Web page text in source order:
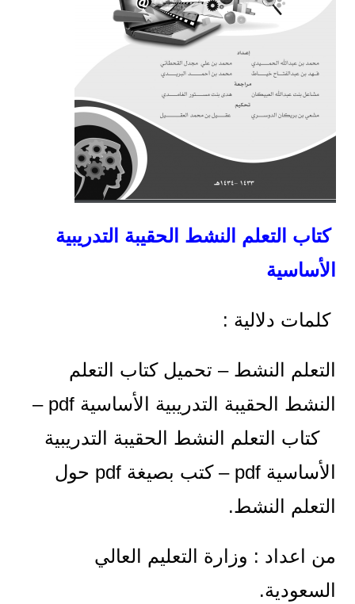
كتاب التعلم النشط الحقيبة التدريبية
الأساسية
كلمات دلالية :
التعلم النشط – تحميل كتاب التعلم
النشط الحقيبة التدريبية الأساسية pdf –
كتاب التعلم النشط الحقيبة التدريبية
الأساسية pdf – كتب بصيغة pdf حول
التعلم النشط.
من اعداد : وزارة التعليم العالي
السعودية.